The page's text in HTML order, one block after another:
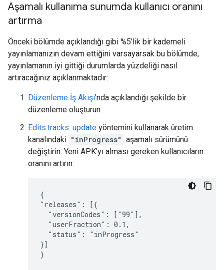
Aşamalı kullanıma sunumda kullanıcı oranını
artırma
Önceki bölümde açıklandığı gibi %5'lik bir kademeli
yayınlamanızın devam ettiğini varsayarsak bu bölümde,
yayınlamanın iyi gittiği durumlarda yüzdeliği nasıl
artıracağınız açıklanmaktadır:
Düzenleme İş Akışı'nda açıklandığı şekilde bir
düzenleme oluşturun.
Edits.tracks: update yöntemini kullanarak üretim
kanalındaki "inProgress" aşamalı sürümünü
değiştirin. Yeni APK'yı alması gereken kullanıcıların
oranını artırın:
{
"releases": [{
  "versionCodes": ["99"],
  "userFraction": 0.1,
  "status": "inProgress"
}]
}